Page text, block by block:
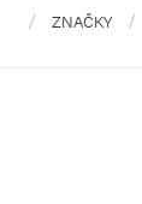
DomůZNAČKY